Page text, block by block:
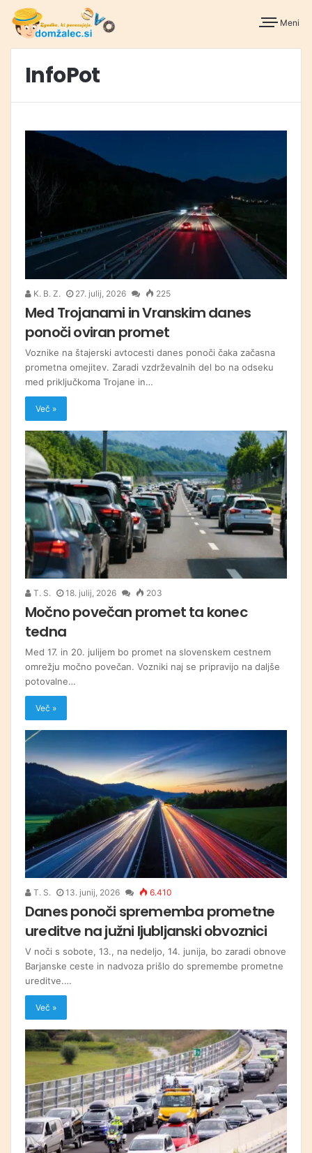
Meni
InfoPot
K. B. Z. 27. julij, 2026 225
Med Trojanami in Vranskim danes
ponoči oviran promet
Voznike na štajerski avtocesti danes ponoči čaka začasna
prometna omejitev. Zaradi vzdrževalnih del bo na odseku
med priključkoma Trojane in…
Več »
T. S. 18. julij, 2026 203
Močno povečan promet ta konec
tedna
Med 17. in 20. julijem bo promet na slovenskem cestnem
omrežju močno povečan. Vozniki naj se pripravijo na daljše
potovalne…
Več »
T. S. 13. junij, 2026 6.410
Danes ponoči sprememba prometne
ureditve na južni ljubljanski obvoznici
V noči s sobote, 13., na nedeljo, 14. junija, bo zaradi obnove
Barjanske ceste in nadvoza prišlo do spremembe prometne
ureditve.…
Več »